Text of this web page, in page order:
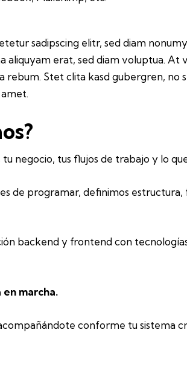
sadipscing elitr, sed diam
aliquyam erat, sed diam voluptua. At
rebum. Stet clita kasd gubergren, no
negocio, tus flujos de trabajo y lo
de programar, definimos estructura,
backend y frontend con
marcha.
conforme tu sistema